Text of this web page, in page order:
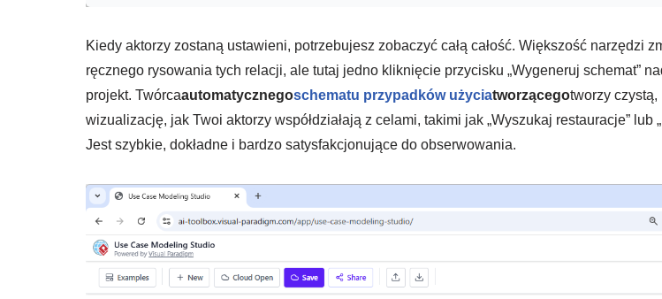
Kiedy aktorzy zostaną ustawieni, potrzebujesz zobaczyć całą całość. Większość narzędzi
ręcznego rysowania tych relacji, ale tutaj jedno kliknięcie przycisku „Wygeneruj schemat”
projekt. Twórcaautomatycznegoschematu przypadków użyciatworzącegotworzy
wizualizację, jak Twoi aktorzy współdziałają z celami, takimi jak „Wyszukaj restauracje” lub
Jest szybkie, dokładne i bardzo satysfakcjonujące do obserwowania.